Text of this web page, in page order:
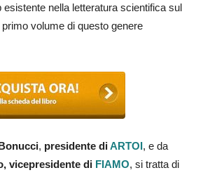
nella letteratura scientifica sul
volume di questo genere
, presidente diARTOI, e da
vicepresidente di FIAMO, si tratta di